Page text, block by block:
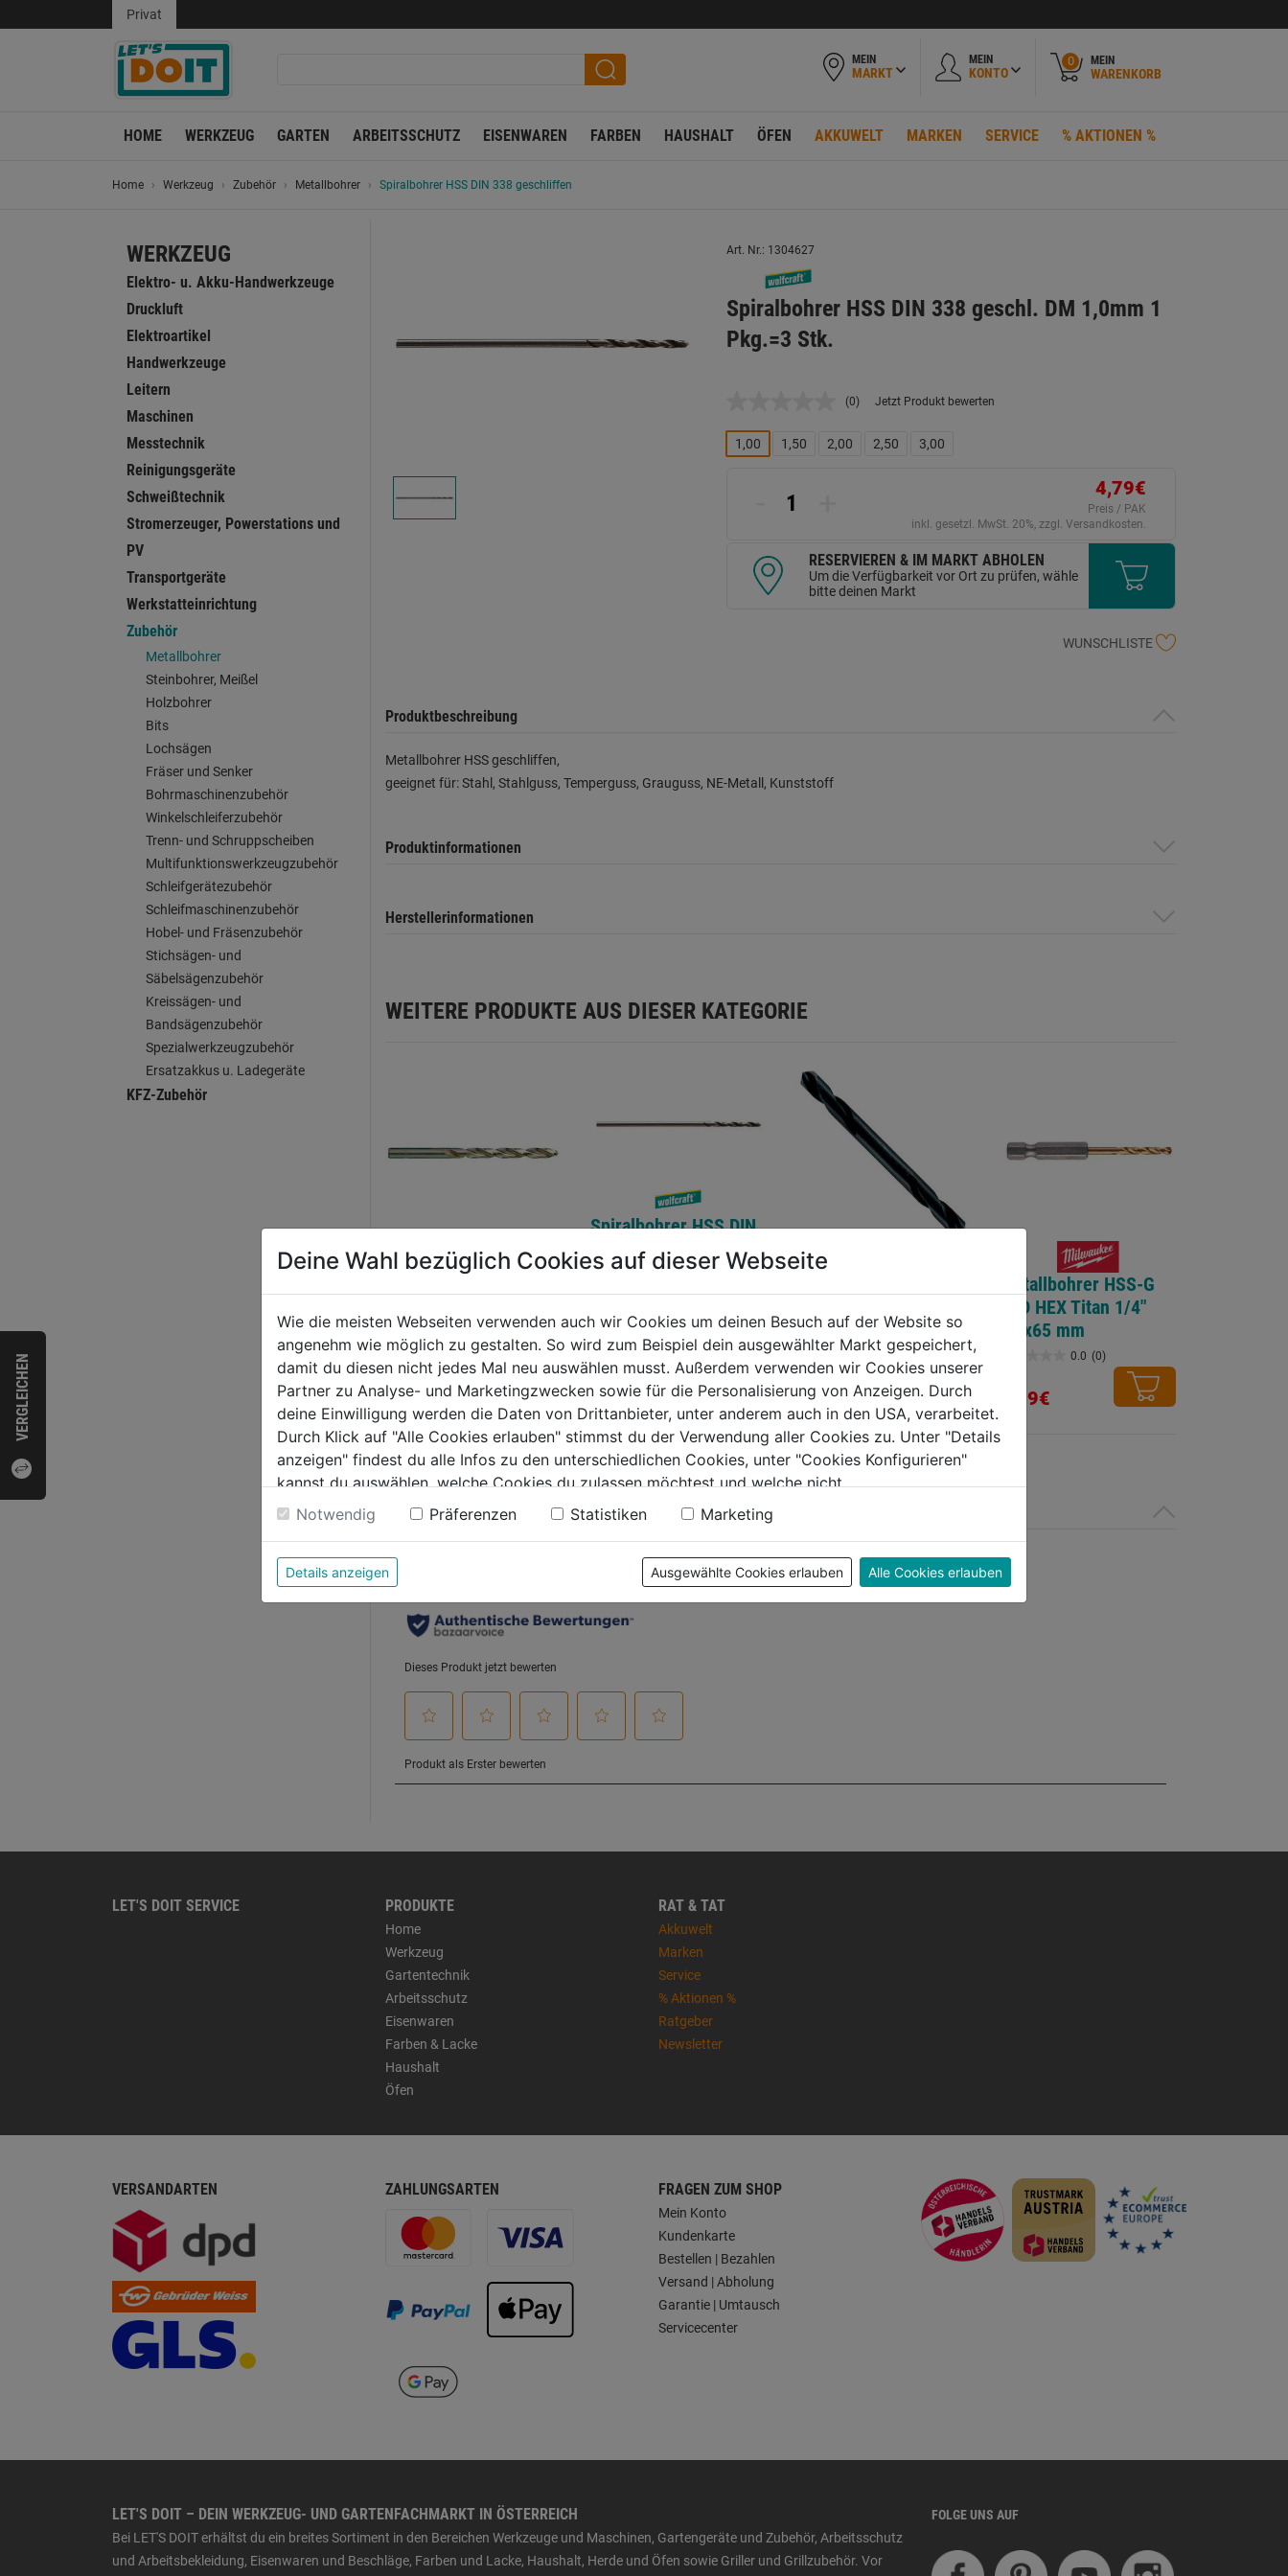
VERGLEICHEN
Privat
MEIN
MARKT
MEIN
KONTO
0 MEIN
WARENKORB
HOME WERKZEUG GARTEN ARBEITSSCHUTZ EISENWAREN FARBEN HAUSHALT ÖFEN AKKUWELT MARKEN SERVICE % AKTIONEN %
Home Werkzeug Zubehör Metallbohrer Spiralbohrer HSS DIN 338 geschliffen
WERKZEUG
Elektro- u. Akku-Handwerkzeuge
Druckluft
Elektroartikel
Handwerkzeuge
Leitern
Maschinen
Messtechnik
Reinigungsgeräte
Schweißtechnik
Stromerzeuger, Powerstations und
PV
Transportgeräte
Werkstatteinrichtung
Zubehör
Metallbohrer
Steinbohrer, Meißel
Holzbohrer
Bits
Lochsägen
Fräser und Senker
Bohrmaschinenzubehör
Winkelschleiferzubehör
Trenn- und Schruppscheiben
Multifunktionswerkzeugzubehör
Schleifgerätezubehör
Schleifmaschinenzubehör
Hobel- und Fräsenzubehör
Stichsägen- und
Säbelsägenzubehör
Kreissägen- und
Bandsägenzubehör
Spezialwerkzeugzubehör
Ersatzakkus u. Ladegeräte
KFZ-Zubehör
Art. Nr.: 1304627
Spiralbohrer HSS DIN 338 geschl. DM 1,0mm 1
Pkg.=3 Stk.
Kein
Link
auf
(0) Jetzt Produkt bewerten
1,00 1,50 2,00 2,50 3,00
4,79€
Preis / PAK
inkl. gesetzl. MwSt. 20%, zzgl. Versandkosten.
RESERVIEREN & IM MARKT ABHOLEN
Um die Verfügbarkeit vor Ort zu prüfen, wähle
bitte deinen Markt
WUNSCHLISTE
Produktbeschreibung
Metallbohrer HSS geschliffen,
geeignet für: Stahl, Stahlguss, Temperguss, Grauguss, NE-Metall, Kunststoff
Produktinformationen
Herstellerinformationen
WEITERE PRODUKTE AUS DIESER KATEGORIE
338, 7,0 x 109 mm,
HSS-G
0.0 (0)
0.0
von
5
Sternen.
4,89€
Spiralbohrer HSS DIN
338 geschliffen
0.0 (0)
von
5
Sternen.
4,99€
Kreuzanschliff
(0)
0.0
von
5
Sternen.
5,79€
Metallbohrer HSS-G
RED HEX Titan 1/4"
3,0x65 mm
0.0 (0)
Sternen.
5,99€
Bewertung
LET'S DOIT SERVICE PRODUKTE
Home
Werkzeug
Gartentechnik
Arbeitsschutz
Eisenwaren
Farben & Lacke
Haushalt
Öfen
RAT & TAT
Akkuwelt
Marken
Service
% Aktionen %
Ratgeber
Newsletter
VERSANDARTEN ZAHLUNGSARTEN FRAGEN ZUM SHOP
Mein Konto
Kundenkarte
Bestellen | Bezahlen
Versand | Abholung
Garantie | Umtausch
Servicecenter
LET'S DOIT – DEIN WERKZEUG- UND GARTENFACHMARKT IN ÖSTERREICH
Bei LET'S DOIT erhältst du ein breites Sortiment in den Bereichen Werkzeuge und Maschinen, Gartengeräte und Zubehör, Arbeitsschutz
und Arbeitsbekleidung, Eisenwaren und Beschläge, Farben und Lacke, Haushalt, Herde und Öfen sowie Griller und Grillzubehör. Vor
FOLGE UNS AUF
Deine Wahl bezüglich Cookies auf dieser Webseite
Wie die meisten Webseiten verwenden auch wir Cookies um deinen Besuch auf der Website so
angenehm wie möglich zu gestalten. So wird zum Beispiel dein ausgewählter Markt gespeichert,
damit du diesen nicht jedes Mal neu auswählen musst. Außerdem verwenden wir Cookies unserer
Partner zu Analyse- und Marketingzwecken sowie für die Personalisierung von Anzeigen. Durch
deine Einwilligung werden die Daten von Drittanbieter, unter anderem auch in den USA, verarbeitet.
Durch Klick auf "Alle Cookies erlauben" stimmst du der Verwendung aller Cookies zu. Unter "Details
anzeigen" findest du alle Infos zu den unterschiedlichen Cookies, unter "Cookies Konfigurieren"
kannst du auswählen, welche Cookies du zulassen möchtest und welche nicht.
Weitere Informationen findest du in unserer Datenschutzerklärung
Notwendig Präferenzen Statistiken Marketing
Details anzeigen Ausgewählte Cookies erlauben Alle Cookies erlauben